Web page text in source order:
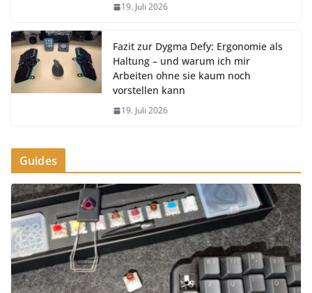
19. Juli 2026
Fazit zur Dygma Defy: Ergonomie als
Haltung – und warum ich mir
Arbeiten ohne sie kaum noch
vorstellen kann
19. Juli 2026
Guides